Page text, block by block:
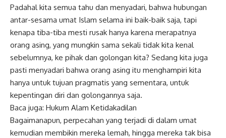
Padahal kita semua tahu dan menyadari, bahwa hubungan
antar-sesama umat Islam selama ini baik-baik saja, tapi
kenapa tiba-tiba mesti rusak hanya karena merapatnya
orang asing, yang mungkin sama sekali tidak kita kenal
sebelumnya, ke pihak dan golongan kita? Sedang kita juga
pasti menyadari bahwa orang asing itu menghampiri kita
hanya untuk tujuan pragmatis yang sementara, untuk
kepentingan diri dan golongannya saja.
Baca juga: Hukum Alam Ketidakadilan
Bagaimanapun, perpecahan yang terjadi di dalam umat
kemudian membikin mereka lemah, hingga mereka tak bisa